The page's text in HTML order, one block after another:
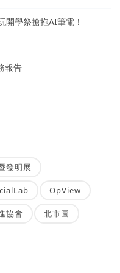
開學祭搶抱AI筆電！
報告
發明展
OpView
協會 北市圖